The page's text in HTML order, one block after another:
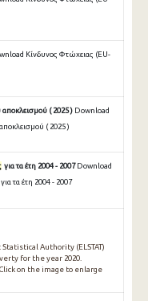
Κίνδυνος Φτώχειας (EU-
( 2025 ) Download
( 2025 )
για τα έτη 2004 - 2007 Download
τα έτη 2004 - 2007
Authority (ELSTAT)
for the year 2020.
on the image to enlarge